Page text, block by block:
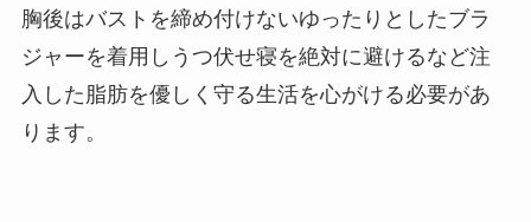
胸後はバストを締め付けないゆったりとしたブラ
ジャーを着用しうつ伏せ寝を絶対に避けるなど注
入した脂肪を優しく守る生活を心がける必要があ
ります。